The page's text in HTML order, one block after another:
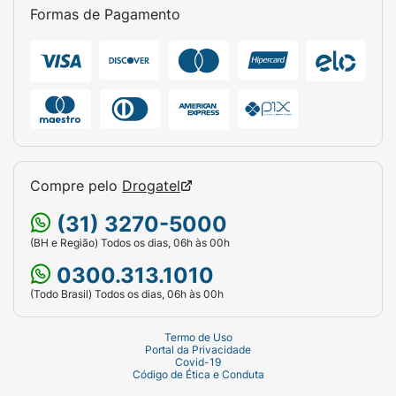
Formas de Pagamento
Compre pelo Drogatel
(31) 3270-5000
(BH e Região) Todos os dias, 06h às 00h
0300.313.1010
(Todo Brasil) Todos os dias, 06h às 00h
Termo de Uso
Portal da Privacidade
Covid-19
Código de Ética e Conduta